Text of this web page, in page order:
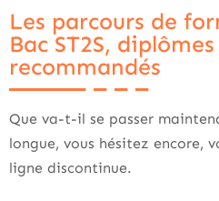
Les parcours de
Bac ST2S,
recommandés
Que va-t-il se passer
longue, vous hésitez encore,
ligne discontinue.